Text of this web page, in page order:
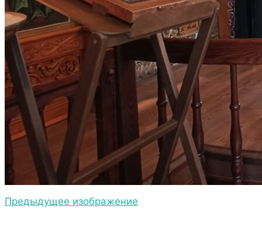
Главная страница Новости Престольный праздник
храма в честь Казанской иконы Божией Матери
Предыдущее изображение